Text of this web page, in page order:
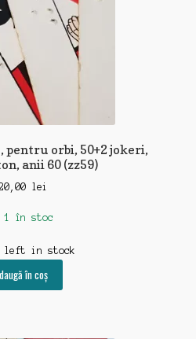
pentru orbi, 50+2 jokeri,
anii 60 (zz59)
lei
1 în stoc
left in stock
în coș